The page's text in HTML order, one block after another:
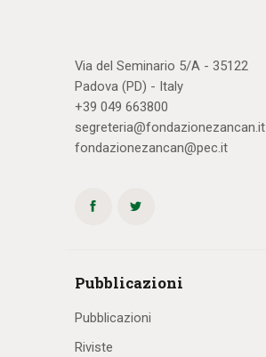
Via del Seminario 5/A - 35122
Padova (PD) - Italy
+39 049 663800
segreteria@fondazionezancan.it
fondazionezancan@pec.it
Pubblicazioni
Pubblicazioni
Riviste